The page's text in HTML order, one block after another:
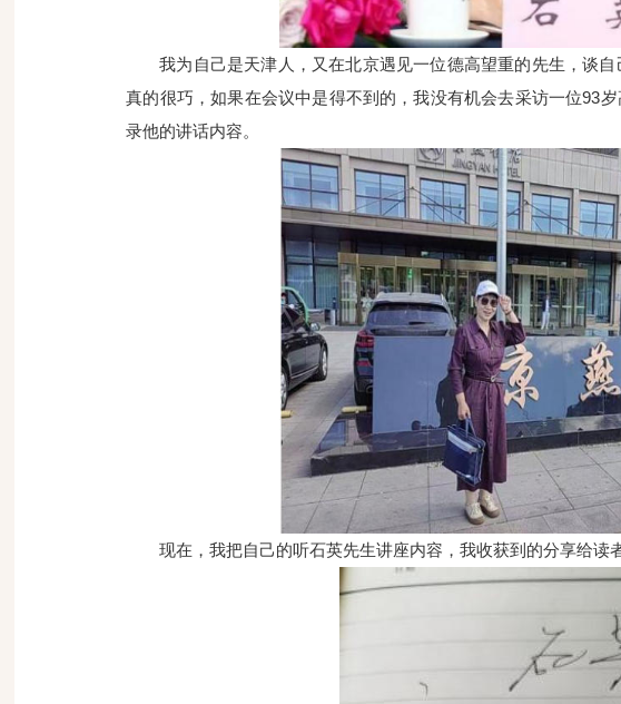
我为自己是天津人，又在北京遇见一位德高望重的先生，谈
真的很巧，如果在会议中是得不到的，我没有机会去采访一位93
录他的讲话内容。
现在，我把自己的听石英先生讲座内容，我收获到的分享给读